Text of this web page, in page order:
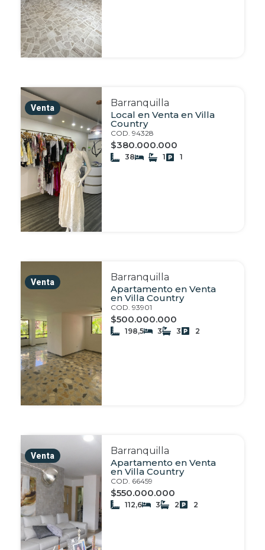
Venta
Barranquilla
Local en Venta en Villa
Country
COD. 94328
$380.000.000
38 1 1
Venta
Barranquilla
Apartamento en Venta
en Villa Country
COD. 93901
$500.000.000
198,5 3 3 2
Venta
Barranquilla
Apartamento en Venta
en Villa Country
COD. 66459
$550.000.000
112,6 3 2 2